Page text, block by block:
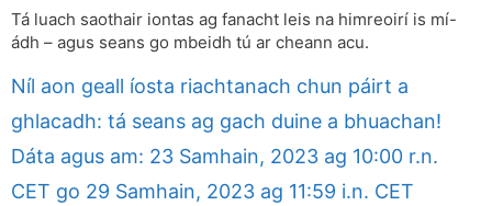
Tá luach saothair iontas ag fanacht leis na himreoirí is mí-
ádh – agus seans go mbeidh tú ar cheann acu.
Níl aon geall íosta riachtanach chun páirt a
ghlacadh: tá seans ag gach duine a bhuachan!
Dáta agus am: 23 Samhain, 2023 ag 10:00 r.n.
CET go 29 Samhain, 2023 ag 11:59 i.n. CET